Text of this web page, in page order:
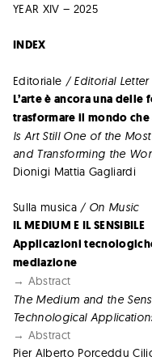
YEAR XIV – 2025
INDEX
Editoriale / Editorial Letter
L’arte è ancora una
trasformare il mondo
Is Art Still One of the
and Transforming the
Dionigi Mattia Gagliardi
Sulla musica/ On Music
IL MEDIUM E IL SENSIBILE
Applicazioni
mediazione
→ Abstract
The Medium and the
Technological
→ Abstract
Pier Alberto Porceddu